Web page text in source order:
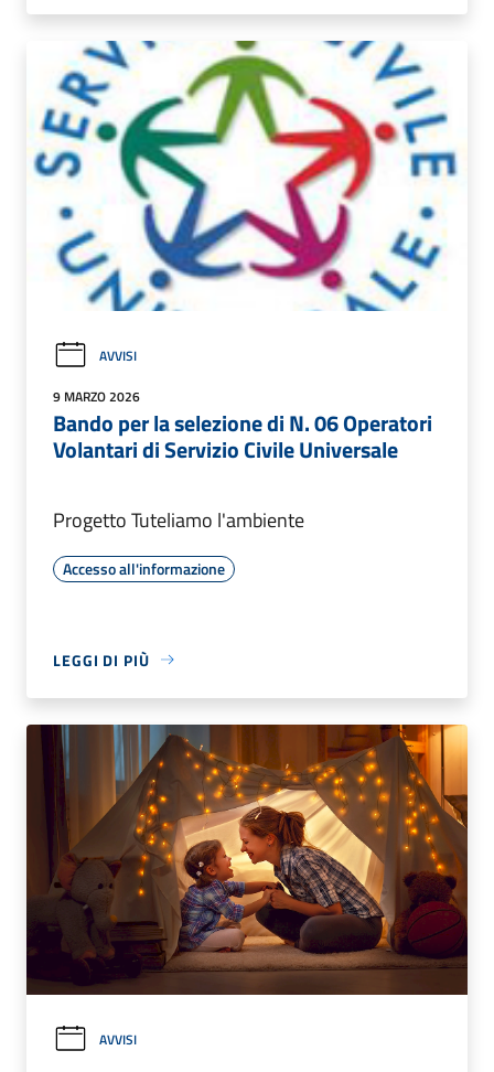
AVVISI
9 MARZO 2026
Bando per la selezione di N. 06 Operatori
Volantari di Servizio Civile Universale
Progetto Tuteliamo l'ambiente
Accesso all'informazione
LEGGI DI PIÙ
AVVISI